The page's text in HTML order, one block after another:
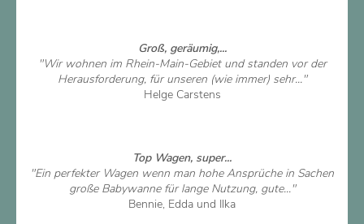
Groß, geräumig,...
"Wir wohnen im Rhein-Main-Gebiet und standen vor der
Herausforderung, für unseren (wie immer) sehr..."
Helge Carstens
Top Wagen, super...
"Ein perfekter Wagen wenn man hohe Ansprüche in Sachen
große Babywanne für lange Nutzung, gute..."
Bennie, Edda und Ilka